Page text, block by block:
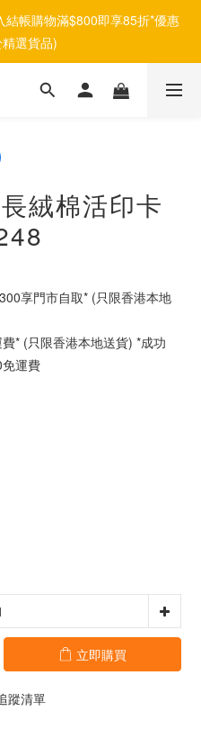
帳購物滿$800即享85折*優惠
選貨品)
絨棉活印卡
享門市自取* (只限香港本地
* (只限香港本地送貨) *成功
運費
立即購買
蹤清單